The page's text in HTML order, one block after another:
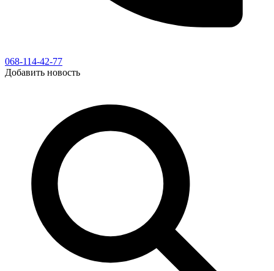
068-114-42-77
Добавить новость